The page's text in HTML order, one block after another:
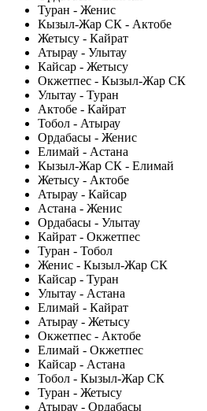
Туран - Женис
Кызыл-Жар СК - Актобе
Жетысу - Кайрат
Атырау - Улытау
Кайсар - Жетысу
Окжетпес - Кызыл-Жар СК
Улытау - Туран
Актобе - Кайрат
Тобол - Атырау
Ордабасы - Женис
Елимай - Астана
Кызыл-Жар СК - Елимай
Жетысу - Актобе
Атырау - Кайсар
Астана - Женис
Ордабасы - Улытау
Кайрат - Окжетпес
Туран - Тобол
Женис - Кызыл-Жар СК
Кайсар - Туран
Улытау - Астана
Елимай - Кайрат
Атырау - Жетысу
Окжетпес - Актобе
Елимай - Окжетпес
Кайсар - Астана
Тобол - Кызыл-Жар СК
Туран - Жетысу
Атырау - Ордабасы